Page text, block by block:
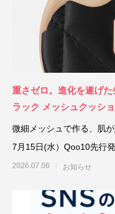
重さゼロ。進化を遂げ
ラック メッシュクッシ
微細メッシュで作る、肌
7月15日(水）Qoo10先行
2026.07.06 お知らせ